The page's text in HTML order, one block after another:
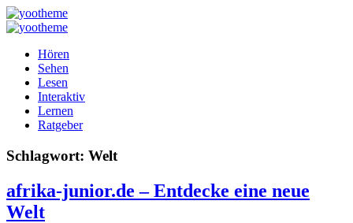
Hören
Sehen
Lesen
Interaktiv
Lernen
Ratgeber
Schlagwort: Welt
afrika-junior.de – Entdecke eine neue
Welt